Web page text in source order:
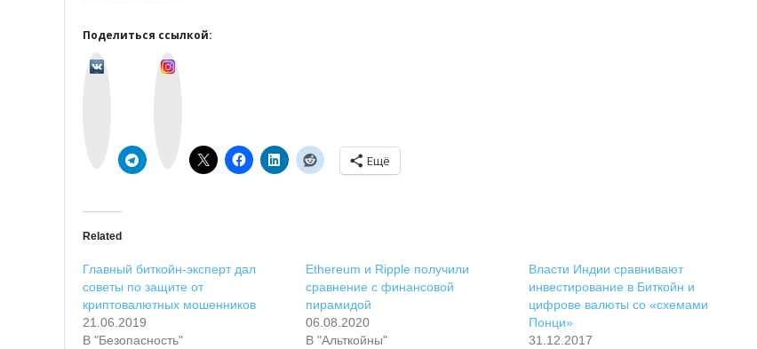
Поделиться ссылкой:
Ещё
Related
Главный биткойн-эксперт дал
советы по защите от
криптовалютных мошенников
21.06.2019
В "Безопасность"
Ethereum и Ripple получили
сравнение с финансовой
пирамидой
06.08.2020
В "Альткойны"
Власти Индии сравнивают
инвестирование в Биткойн и
цифрове валюты со «схемами
Понци»
31.12.2017